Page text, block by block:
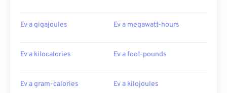
Ev a gigajoules Ev a megawatt-hours
Ev a kilocalories Ev a foot-pounds
Ev a gram-calories Ev a kilojoules